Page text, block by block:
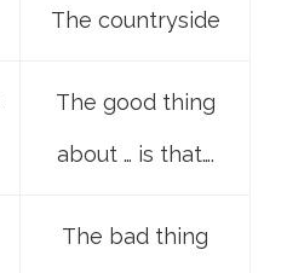
The countryside
The good thing
about … is that….
The bad thing